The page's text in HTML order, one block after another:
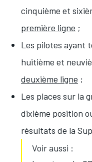
cinquième et
première ligne ;
Les pilotes ayant
huitième et
deuxième ligne ;
Les places sur la
dixième position
résultats de la
Voir aussi :